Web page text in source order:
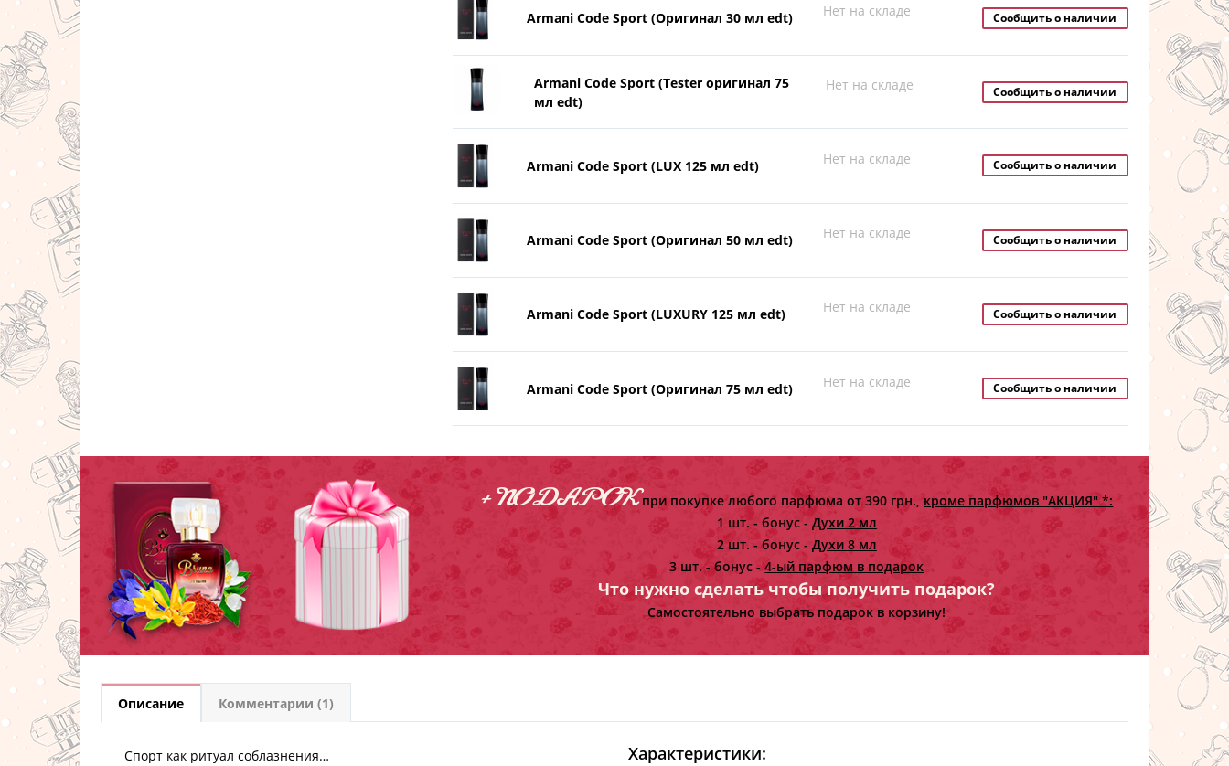
Armani Code Sport (Оригинал 30 мл edt) Нет на складе Сообщить о наличии
Armani Code Sport (Tester оригинал 75
мл edt)
Нет на складе Сообщить о наличии
Armani Code Sport (LUX 125 мл edt) Нет на складе Сообщить о наличии
Armani Code Sport (Оригинал 50 мл edt) Нет на складе Сообщить о наличии
Armani Code Sport (LUXURY 125 мл edt) Нет на складе Сообщить о наличии
Armani Code Sport (Оригинал 75 мл edt) Нет на складе Сообщить о наличии
+ ПОДАРОКпри покупке любого парфюма от 390 грн., кроме парфюмов "АКЦИЯ" *:
1 шт. - бонус - Духи 2 мл
2 шт. - бонус - Духи 8 мл
3 шт. - бонус -4-ый парфюм в подарок
Что нужно сделать чтобы получить подарок?
Самостоятельно выбрать подарок в корзину!
Описание Комментарии (1)
Спорт как ритуал соблазнения…
Характеристики: